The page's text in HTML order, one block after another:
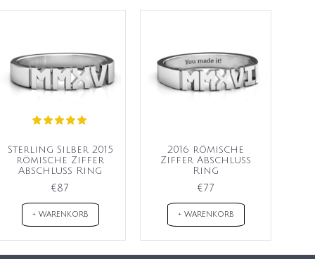
Sterling Silber 2015
römische Ziffer
Abschluss Ring
€87
+ WARENKORB
2016 römische
Ziffer Abschluss
Ring
€77
+ WARENKORB